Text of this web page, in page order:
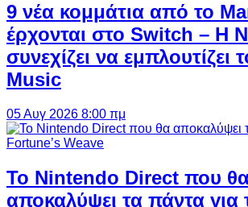
9 νέα κομμάτια από το
έρχονται στο Switch – Η
συνεχίζει να εμπλουτίζει
Music
05 Αυγ 2026 8:00 πμ
Το Nintendo Direct που
αποκαλύψει τα πάντα για